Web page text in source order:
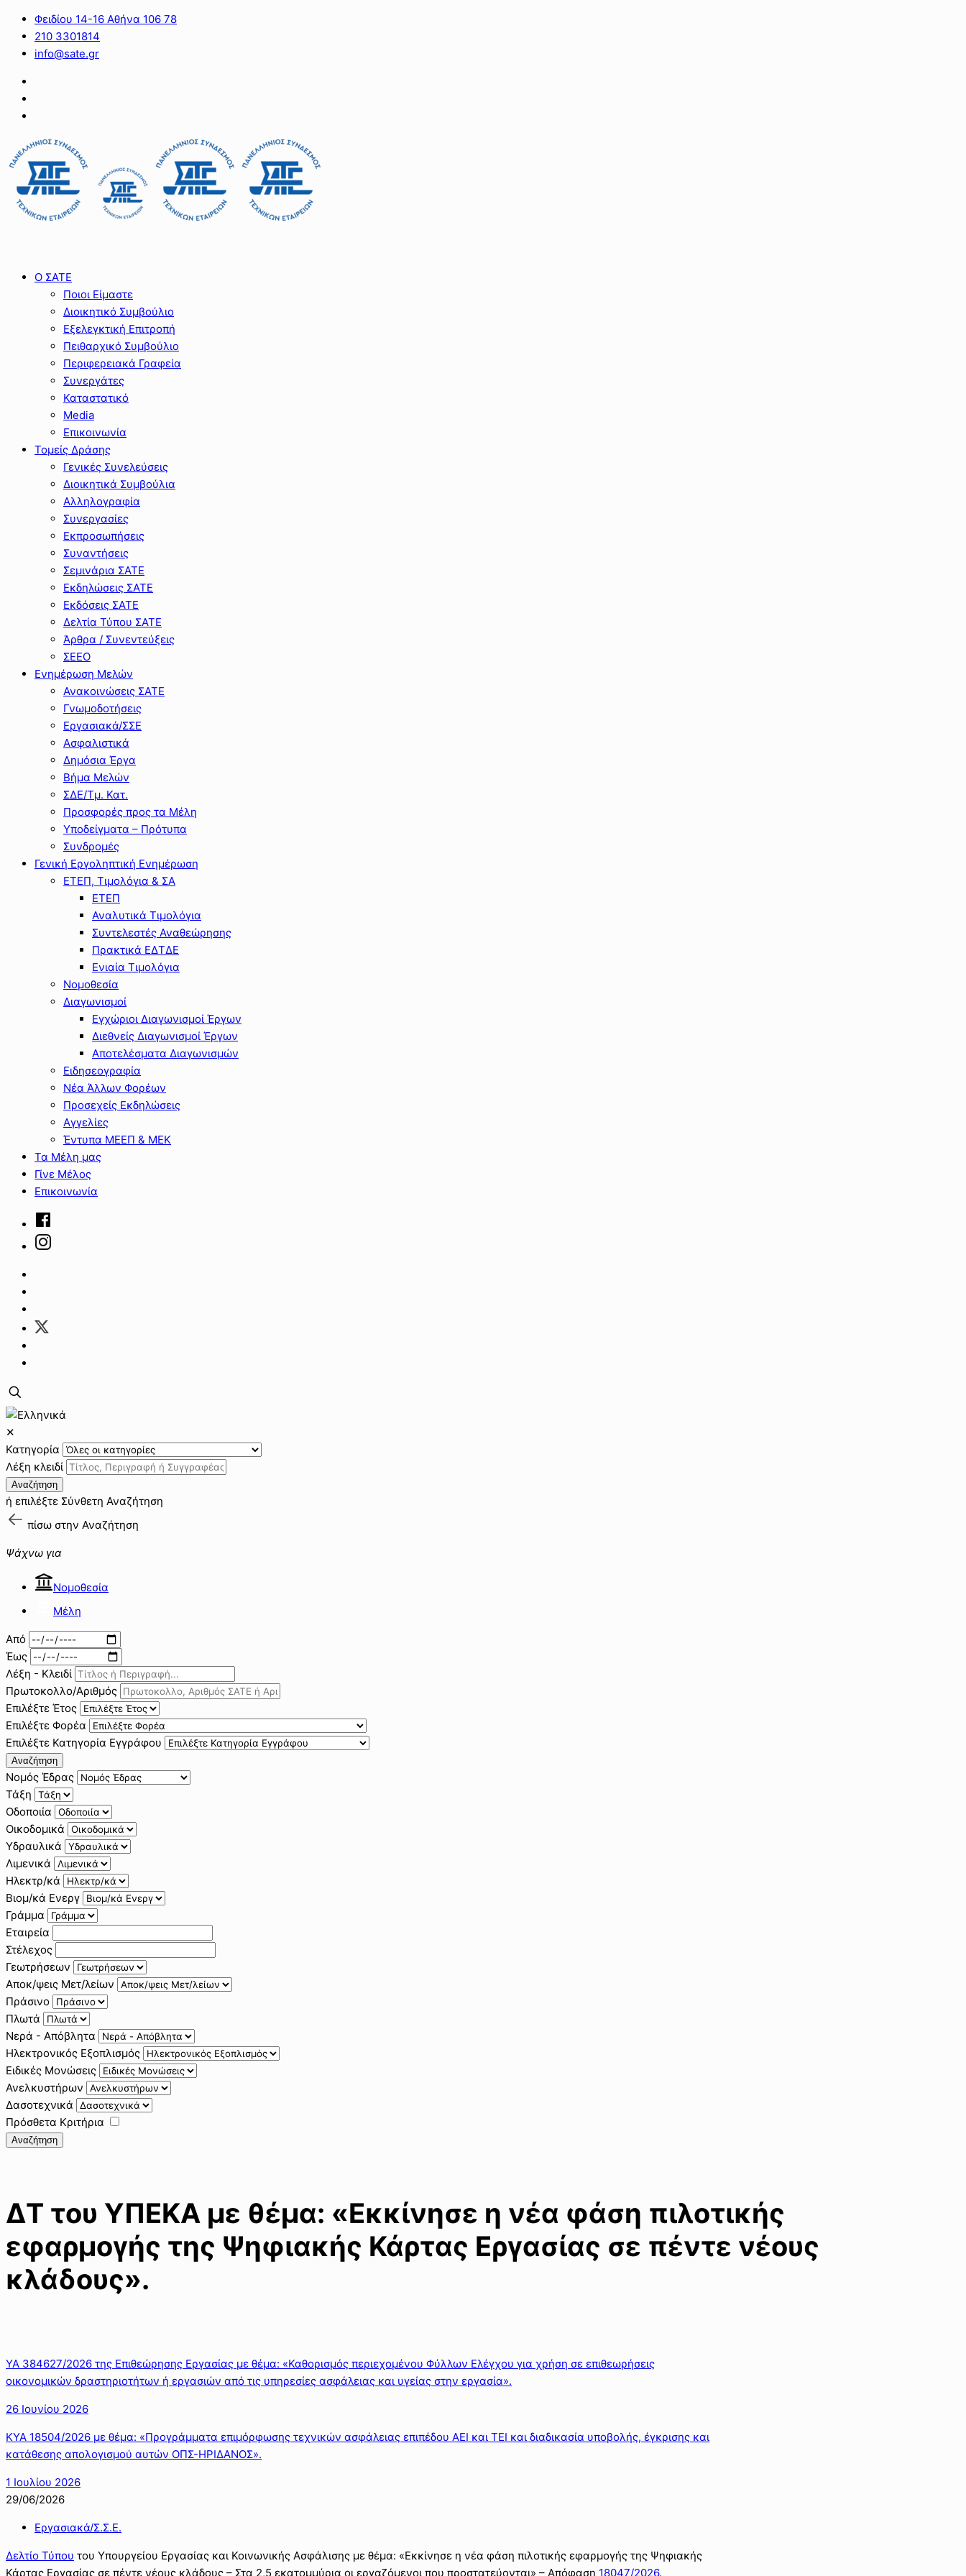
Φειδίου 14-16 Αθήνα 106 78
210 3301814
info@sate.gr
Ο ΣΑΤΕ
Ποιοι Είμαστε
Διοικητικό Συμβούλιο
Εξελεγκτική Επιτροπή
Πειθαρχικό Συμβούλιο
Περιφερειακά Γραφεία
Συνεργάτες
Καταστατικό
Media
Επικοινωνία
Τομείς Δράσης
Γενικές Συνελεύσεις
Διοικητικά Συμβούλια
Αλληλογραφία
Συνεργασίες
Εκπροσωπήσεις
Συναντήσεις
Σεμινάρια ΣΑΤΕ
Εκδηλώσεις ΣΑΤΕ
Εκδόσεις ΣΑΤΕ
Δελτία Τύπου ΣΑΤΕ
Άρθρα / Συνεντεύξεις
ΣΕΕΟ
Ενημέρωση Μελών
Ανακοινώσεις ΣΑΤΕ
Γνωμοδοτήσεις
Εργασιακά/ΣΣΕ
Ασφαλιστικά
Δημόσια Έργα
Βήμα Μελών
ΣΔΕ/Τμ. Κατ.
Προσφορές προς τα Μέλη
Υποδείγματα – Πρότυπα
Συνδρομές
Γενική Εργοληπτική Ενημέρωση
ΕΤΕΠ, Τιμολόγια & ΣΑ
ΕΤΕΠ
Αναλυτικά Τιμολόγια
Συντελεστές Αναθεώρησης
Πρακτικά ΕΔΤΔΕ
Ενιαία Τιμολόγια
Νομοθεσία
Διαγωνισμοί
Εγχώριοι Διαγωνισμοί Έργων
Διεθνείς Διαγωνισμοί Έργων
Αποτελέσματα Διαγωνισμών
Ειδησεογραφία
Νέα Άλλων Φορέων
Προσεχείς Εκδηλώσεις
Αγγελίες
Έντυπα ΜΕΕΠ & ΜΕΚ
Τα Μέλη μας
Γίνε Μέλος
Επικοινωνία
✕
Κατηγορία
Λέξη κλειδί
Αναζήτηση
ή επιλέξτε Σύνθετη Αναζήτηση
πίσω στην Αναζήτηση
Ψάχνω για
Νομοθεσία
Μέλη
Από
Έως
Λέξη - Κλειδί
Πρωτοκολλο/Αριθμός
Επιλέξτε Έτος
Επιλέξτε Φορέα
Επιλέξτε Κατηγορία Εγγράφου
Αναζήτηση
Νομός Έδρας
Τάξη
Οδοποιία
Οικοδομικά
Υδραυλικά
Λιμενικά
Ηλεκτρ/κά
Βιομ/κά Ενεργ
Γράμμα
Εταιρεία
Στέλεχος
Γεωτρήσεων
Αποκ/ψεις Μετ/λείων
Πράσινο
Πλωτά
Νερά - Απόβλητα
Ηλεκτρονικός Εξοπλισμός
Ειδικές Μονώσεις
Ανελκυστήρων
Δασοτεχνικά
Πρόσθετα Κριτήρια
Αναζήτηση
ΔΤ του ΥΠΕΚΑ με θέμα: «Εκκίνησε η νέα φάση πιλοτικής
εφαρμογής της Ψηφιακής Κάρτας Εργασίας σε πέντε νέους
κλάδους».
ΥΑ 384627/2026 της Επιθεώρησης Εργασίας με θέμα: «Καθορισμός περιεχομένου Φύλλων Ελέγχου για χρήση σε επιθεωρήσεις
οικονομικών δραστηριοτήτων ή εργασιών από τις υπηρεσίες ασφάλειας και υγείας στην εργασία».
26 Ιουνίου 2026
ΚΥΑ 18504/2026 με θέμα: «Προγράμματα επιμόρφωσης τεχνικών ασφάλειας επιπέδου ΑΕΙ και ΤΕΙ και διαδικασία υποβολής, έγκρισης και
κατάθεσης απολογισμού αυτών ΟΠΣ-ΗΡΙΔΑΝΟΣ».
1 Ιουλίου 2026
29/06/2026
Εργασιακά/Σ.Σ.Ε.
Δελτίο Τύπου του Υπουργείου Εργασίας και Κοινωνικής Ασφάλισης με θέμα: «Εκκίνησε η νέα φάση πιλοτικής εφαρμογής της Ψηφιακής
Κάρτας Εργασίας σε πέντε νέους κλάδους – Στα 2,5 εκατομμύρια οι εργαζόμενοι που προστατεύονται» – Απόφαση 18047/2026.